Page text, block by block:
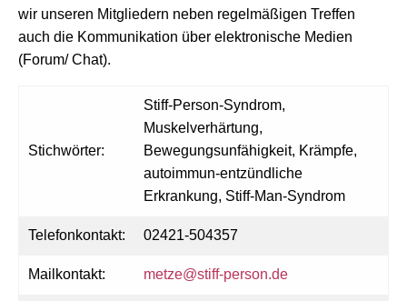
wir unseren Mitgliedern neben regelmäßigen Treffen
auch die Kommunikation über elektronische Medien
(Forum/ Chat).
Stichwörter:
Stiff-Person-Syndrom,
Muskelverhärtung,
Bewegungsunfähigkeit, Krämpfe,
autoimmun-entzündliche
Erkrankung, Stiff-Man-Syndrom
Telefonkontakt: 02421-504357
Mailkontakt: metze@stiff-person.de